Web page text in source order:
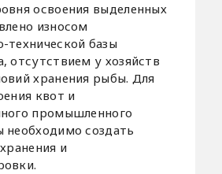
освоения выделенных
износом
технической базы
отсутствием у хозяйств
хранения рыбы. Для
квот и
промышленного
необходимо создать
и